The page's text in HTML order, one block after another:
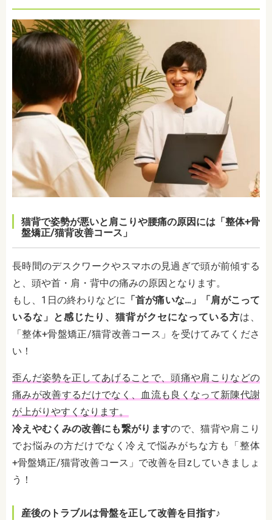
猫背で姿勢が悪いと肩こりや腰痛の原因には 「整体+骨
盤矯正/猫背改善コース」
長時間のデスクワークやスマホの見過ぎで頭が前傾する
と、頭や首・肩・背中の痛みの原因となります。
もし、1日の終わりなどに 「首が痛いな…」「肩がこって
いるな」と感じたり、猫背がクセになっている方は、
「整体+骨盤矯正/猫背改善コース」を受けてみてくださ
い！
歪んだ姿勢を正してあげることで、頭痛や肩こりなどの
痛みが改善するだけでなく、血流も良くなって新陳代謝
が上がりやすくなります。
冷えやむくみの改善にも繋がりますので、猫背や肩こり
でお悩みの方だけでなく冷えで悩みがちな方も「整体
+骨盤矯正/猫背改善コース」で改善を目zしていきましょ
う！
産後のトラブルは骨盤を正して改善を目指す♪